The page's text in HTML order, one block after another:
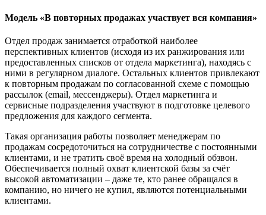
Модель «В повторных продажах участвует вся компания»
Отдел продаж занимается отработкой наиболее
перспективных клиентов (исходя из их ранжирования или
предоставленных списков от отдела маркетинга), находясь с
ними в регулярном диалоге. Остальных клиентов привлекают
к повторным продажам по согласованной схеме с помощью
рассылок (email, мессенджеры). Отдел маркетинга и
сервисные подразделения участвуют в подготовке целевого
предложения для каждого сегмента.
Такая организация работы позволяет менеджерам по
продажам сосредоточиться на сотрудничестве с постоянными
клиентами, и не тратить своё время на холодный обзвон.
Обеспечивается полный охват клиентской базы за счёт
высокой автоматизации – даже те, кто ранее обращался в
компанию, но ничего не купил, являются потенциальными
клиентами.